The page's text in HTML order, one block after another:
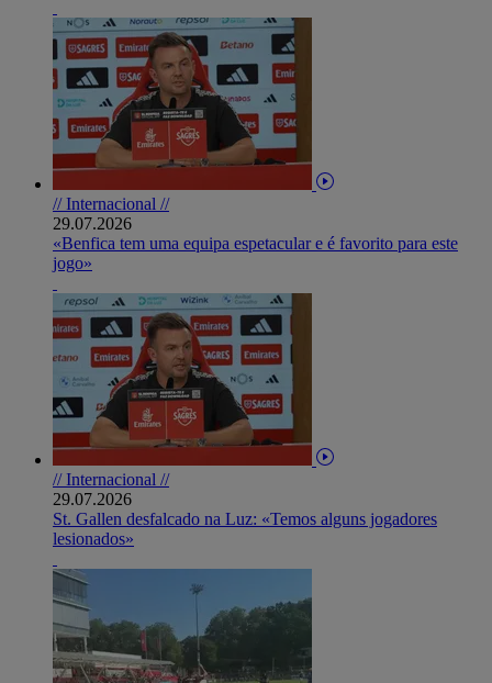
// Internacional //
29.07.2026
«Benfica tem uma equipa espetacular e é favorito para este
jogo»
// Internacional //
29.07.2026
St. Gallen desfalcado na Luz: «Temos alguns jogadores
lesionados»